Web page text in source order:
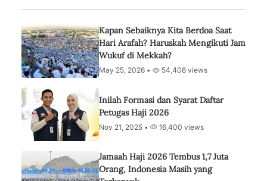
Kapan Sebaiknya Kita Berdoa Saat
Hari Arafah? Haruskah Mengikuti Jam
Wukuf di Mekkah?
May 25, 2026 • 54,408 views
Inilah Formasi dan Syarat Daftar
Petugas Haji 2026
Nov 21, 2025 • 16,400 views
Jamaah Haji 2026 Tembus 1,7 Juta
Orang, Indonesia Masih yang